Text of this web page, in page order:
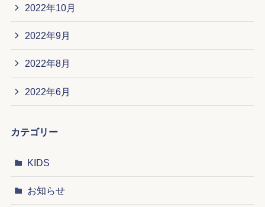
2022年10月
2022年9月
2022年8月
2022年6月
カテゴリー
KIDS
お知らせ